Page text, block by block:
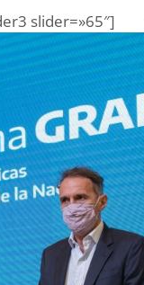
slider=»65″]